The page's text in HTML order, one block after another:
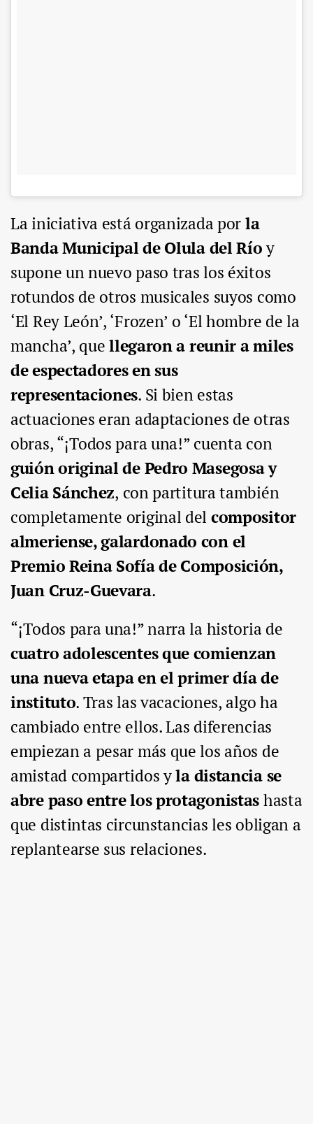
La iniciativa está organizada porla
Banda Municipal de Olula del Ríoy
supone un nuevo paso tras los éxitos
rotundos de otros musicales suyos como
‘El Rey León’, ‘Frozen’ o ‘El hombre de la
mancha’, quellegaron a reunir a miles
de espectadores en sus
representaciones. Si bien estas
actuaciones eran adaptaciones de otras
obras, “¡Todos para una!” cuenta con
guión original de Pedro Masegosa y
Celia Sánchez, con partitura también
completamente original del compositor
almeriense, galardonado con el
Premio Reina Sofía de Composición,
Juan Cruz-Guevara.
“¡Todos para una!” narra la historia de
cuatro adolescentes que comienzan
una nueva etapa en el primer día de
instituto. Tras las vacaciones, algo ha
cambiado entre ellos. Las diferencias
empiezan a pesar más que los años de
amistad compartidos yla distancia se
abre paso entre los protagonistashasta
que distintas circunstancias les obligan a
replantearse sus relaciones.